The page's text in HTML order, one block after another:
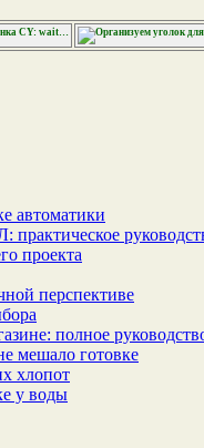
CY: wait…
автоматики
проекта
перспективе
полное
мешало готовке
хлопот
у воды